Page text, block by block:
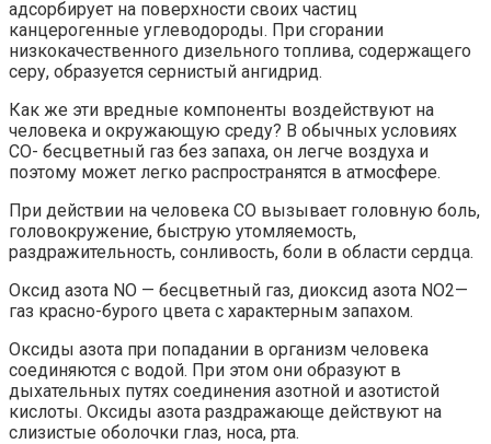
адсорбирует на поверхности своих частиц
канцерогенные углеводороды. При сгорании
низкокачественного дизельного топлива, содержащего
серу, образуется сернистый ангидрид.
Как же эти вредные компоненты воздействуют на
человека и окружающую среду? В обычных условиях
СО- бесцветный газ без запаха, он легче воздуха и
поэтому может легко распространятся в атмосфере.
При действии на человека СО вызывает головную боль,
головокружение, быструю утомляемость,
раздражительность, сонливость, боли в области сердца.
Оксид азота NO — бесцветный газ, диоксид азота NO2—
газ красно-бурого цвета с характерным запахом.
Оксиды азота при попадании в организм человека
соединяются с водой. При этом они образуют в
дыхательных путях соединения азотной и азотистой
кислоты. Оксиды азота раздражающе действуют на
слизистые оболочки глаз, носа, рта.